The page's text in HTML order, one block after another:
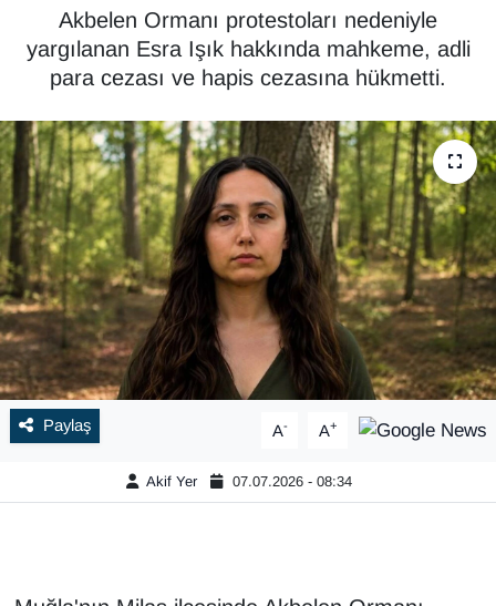
Akbelen Ormanı protestoları nedeniyle
yargılanan Esra Işık hakkında mahkeme, adli
para cezası ve hapis cezasına hükmetti.
Paylaş A- A+
Akif Yer 07.07.2026 - 08:34